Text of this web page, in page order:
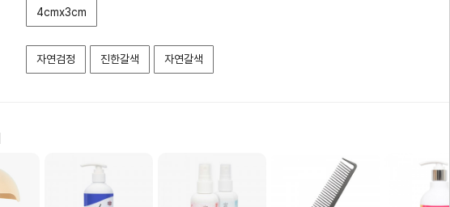
4cmx3cm
자연검정 진한갈색 자연갈색